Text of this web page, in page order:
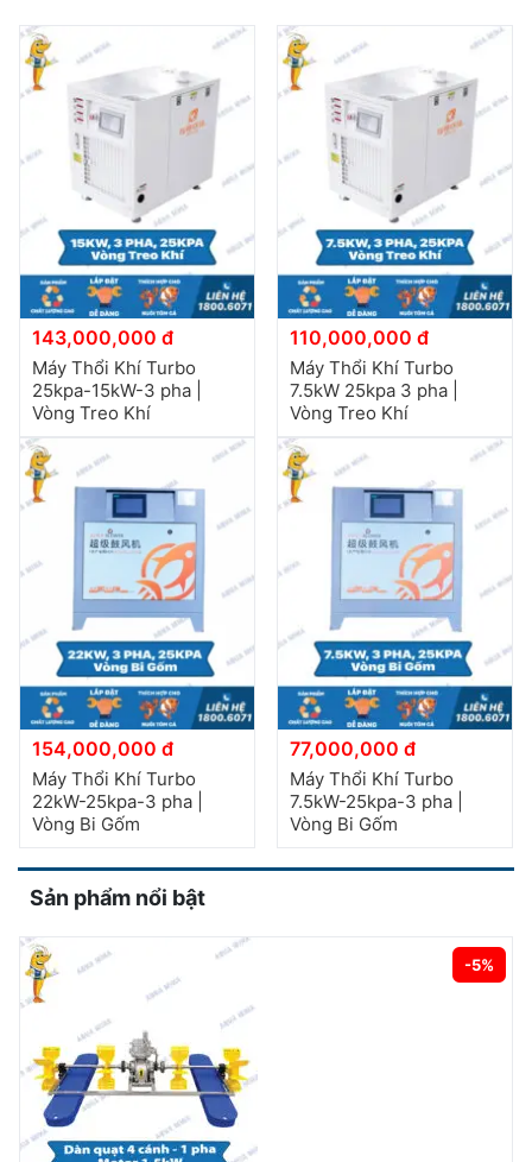
143,000,000 đ
Máy Thổi Khí Turbo
25kpa-15kW-3 pha |
Vòng Treo Khí
110,000,000 đ
Máy Thổi Khí Turbo
7.5kW 25kpa 3 pha |
Vòng Treo Khí
154,000,000 đ
Máy Thổi Khí Turbo
22kW-25kpa-3 pha |
Vòng Bi Gốm
77,000,000 đ
Máy Thổi Khí Turbo
7.5kW-25kpa-3 pha |
Vòng Bi Gốm
Sản phẩm nổi bật
-5%